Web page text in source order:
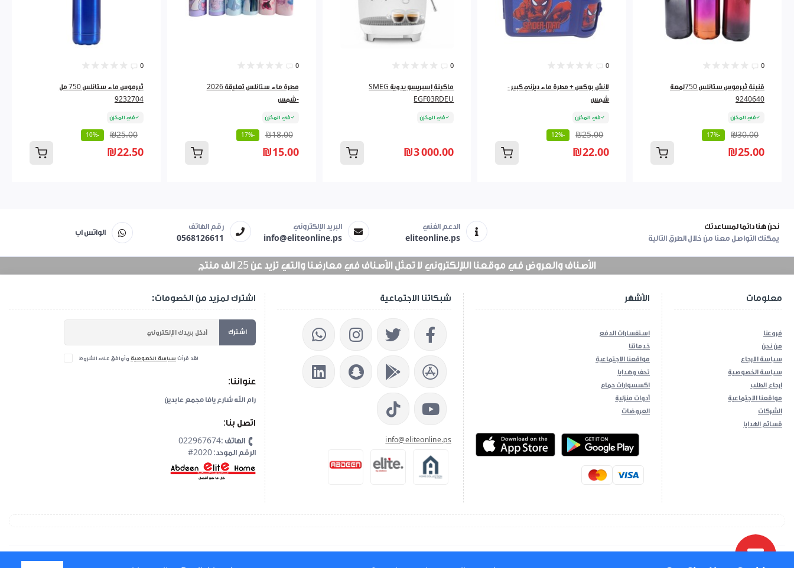
0
قنينة ثيرموس ستانلس 750لمعة
9240640
في المخزن
₪30.00
-17%
₪25.00
0
لانش بوكس + مطرة ماء ديزني كبير -
شمس
في المخزن
₪25.00
-12%
₪22.00
0
ماكينة إسبريسو يدوية SMEG
EGF03RDEU
في المخزن
₪3 000.00
0
مطرة ماء ستانلس تعليقة 2026
-شمس
في المخزن
₪18.00
-17%
₪15.00
0
ثيرموس ماء ستانلس 750 مل
9232704
في المخزن
₪25.00
-10%
₪22.50
نحن هنا دائما لمساعدتك
يمكنك التواصل معنا من خلال الطرق التالية
الدعم الفني
eliteonline.ps
البريد الإلكتروني
info@eliteonline.ps
رقم الهاتف
0568126611
الواتس اب
الأصناف والعروض في موقعنا اللإلكتروني لا تمثل الأصناف في معارضنا والتي تزيد عن 25 الف منتج
اشترك لمزيد من الخصومات:
اشترك
لقد قرأت سياسة الخصوصية وأوافق على الشروط
عنواننا:
رام الله شارع يافا مجمع عابدين
اتصل بنا:
الهاتف :022967674
#2020 :الرقم الموحد
شبكاتنا الاجتماعية
info@eliteonline.ps
الأشهر
استفسارات الدفع
خدماتنا
مواقعنا الاجتماعية
تحف وهدايا
اكسسوارات حمام
أدوات منزلية
العروضات
ios App Android App
معلومات
فروعنا
من نحن
سياسة الارجاع
سياسة الخصوصية
إرجاع الطلب
مواقعنا الاجتماعية
الشركات
قسائم الهدايا